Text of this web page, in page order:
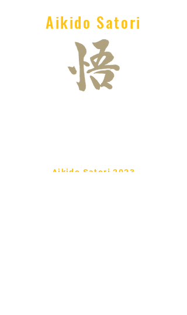
Aikido Satori
Aikido Satori 2023